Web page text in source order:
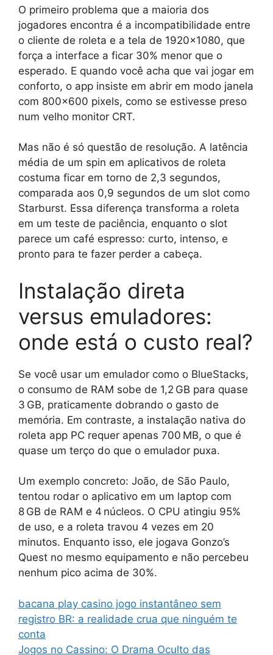
O primeiro problema que a maioria dos
jogadores encontra é a incompatibilidade entre
o cliente de roleta e a tela de 1920×1080, que
força a interface a ficar 30% menor que o
esperado. E quando você acha que vai jogar em
conforto, o app insiste em abrir em modo janela
com 800×600 pixels, como se estivesse preso
num velho monitor CRT.
Mas não é só questão de resolução. A latência
média de um spin em aplicativos de roleta
costuma ficar em torno de 2,3 segundos,
comparada aos 0,9 segundos de um slot como
Starburst. Essa diferença transforma a roleta
em um teste de paciência, enquanto o slot
parece um café espresso: curto, intenso, e
pronto para te fazer perder a cabeça.
Instalação direta
versus emuladores:
onde está o custo real?
Se você usar um emulador como o BlueStacks,
o consumo de RAM sobe de 1,2 GB para quase
3 GB, praticamente dobrando o gasto de
memória. Em contraste, a instalação nativa do
roleta app PC requer apenas 700 MB, o que é
quase um terço do que o emulador puxa.
Um exemplo concreto: João, de São Paulo,
tentou rodar o aplicativo em um laptop com
8 GB de RAM e 4 núcleos. O CPU atingiu 95%
de uso, e a roleta travou 4 vezes em 20
minutos. Enquanto isso, ele jogava Gonzo’s
Quest no mesmo equipamento e não percebeu
nenhum pico acima de 30%.
bacana play casino jogo instantâneo sem
registro BR: a realidade crua que ninguém te
conta
Jogos no Cassino: O Drama Oculto das